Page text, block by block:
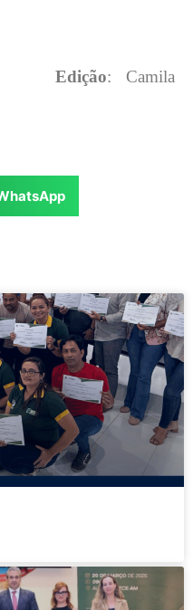
Edição: Camila
PagePage